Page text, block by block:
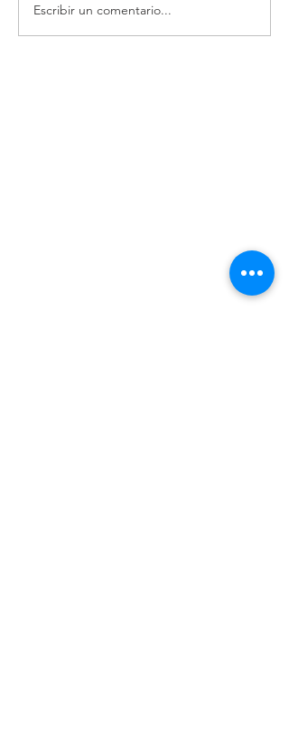
Escribir un comentario...